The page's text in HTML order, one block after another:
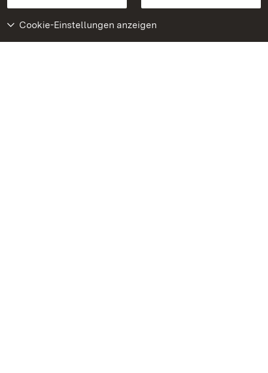
Cookie-Einstellungen anzeigen
Weiteres